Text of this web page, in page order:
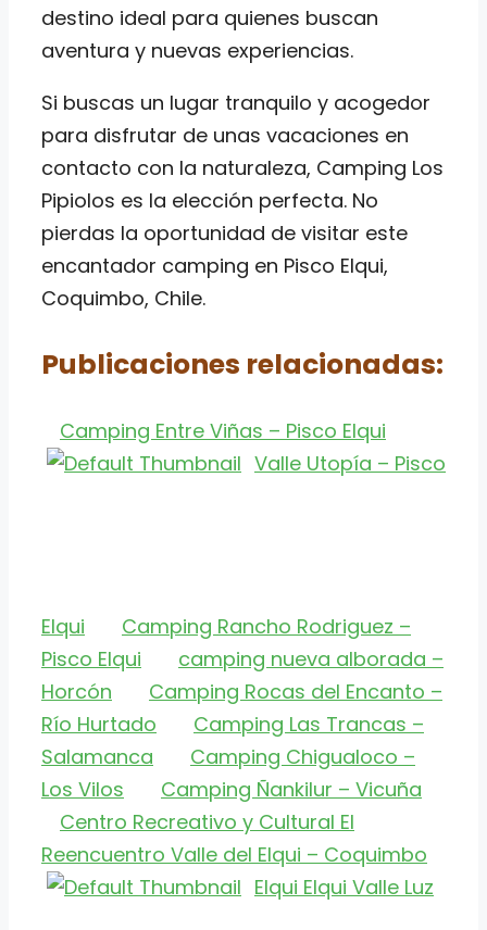
destino ideal para quienes buscan
aventura y nuevas experiencias.
Si buscas un lugar tranquilo y acogedor
para disfrutar de unas vacaciones en
contacto con la naturaleza, Camping Los
Pipiolos es la elección perfecta. No
pierdas la oportunidad de visitar este
encantador camping en Pisco Elqui,
Coquimbo, Chile.
Publicaciones relacionadas:
Camping Entre Viñas – Pisco Elqui
Valle Utopía – Pisco
Elqui
Camping Rancho Rodriguez –
Pisco Elqui
camping nueva alborada –
Horcón
Camping Rocas del Encanto –
Río Hurtado
Camping Las Trancas –
Salamanca
Camping Chigualoco –
Los Vilos
Camping Ñankilur – Vicuña
Centro Recreativo y Cultural El
Reencuentro Valle del Elqui – Coquimbo
Elqui Elqui Valle Luz